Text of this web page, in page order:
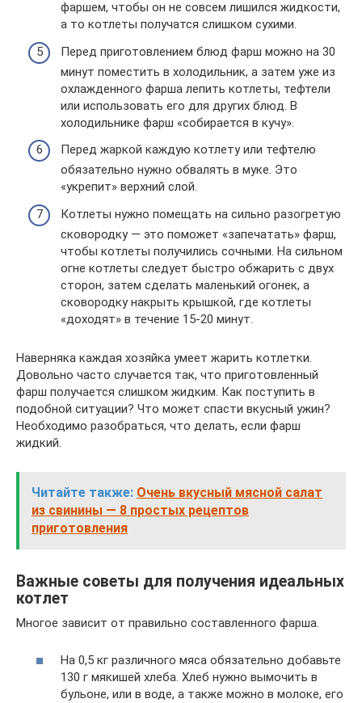
фаршем, чтобы он не совсем лишился жидкости,
а то котлеты получатся слишком сухими.
Перед приготовлением блюд фарш можно на 30
минут поместить в холодильник, а затем уже из
охлажденного фарша лепить котлеты, тефтели
или использовать его для других блюд. В
холодильнике фарш «собирается в кучу».
Перед жаркой каждую котлету или тефтелю
обязательно нужно обвалять в муке. Это
«укрепит» верхний слой.
Котлеты нужно помещать на сильно разогретую
сковородку — это поможет «запечатать» фарш,
чтобы котлеты получились сочными. На сильном
огне котлеты следует быстро обжарить с двух
сторон, затем сделать маленький огонек, а
сковородку накрыть крышкой, где котлеты
«доходят» в течение 15-20 минут.
Наверняка каждая хозяйка умеет жарить котлетки.
Довольно часто случается так, что приготовленный
фарш получается слишком жидким. Как поступить в
подобной ситуации? Что может спасти вкусный ужин?
Необходимо разобраться, что делать, если фарш
жидкий.
Читайте также: Очень вкусный мясной салат
из свинины — 8 простых рецептов
приготовления
Важные советы для получения идеальных
котлет
Многое зависит от правильно составленного фарша.
На 0,5 кг различного мяса обязательно добавьте
130 г мякишей хлеба. Хлеб нужно вымочить в
бульоне, или в воде, а также можно в молоке, его